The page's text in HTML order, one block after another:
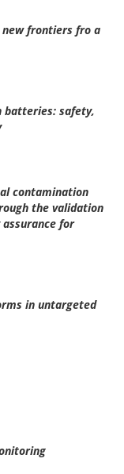
frontiers fro a
safety,
contamination
the validation
for
in untargeted